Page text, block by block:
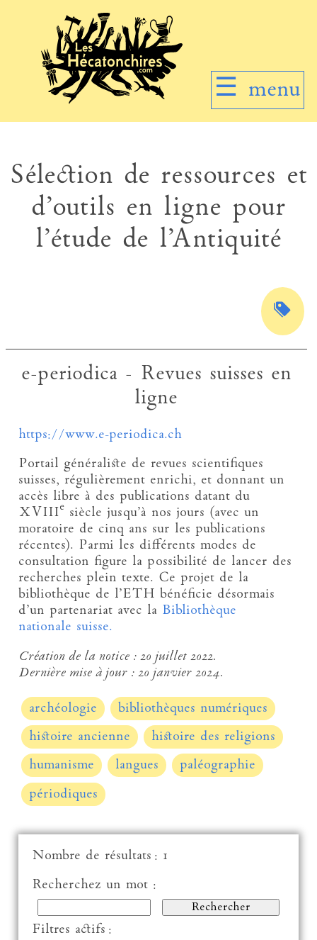
☰ menu
Sélection de ressources et
d’outils en ligne pour
l’étude de l’Antiquité
e-periodica - Revues suisses en
ligne
https://www.e-periodica.ch
Portail généraliste de revues scientifiques
suisses, régulièrement enrichi, et donnant un
accès libre à des publications datant du
XVIIIe siècle jusqu’à nos jours (avec un
moratoire de cinq ans sur les publications
récentes). Parmi les différents modes de
consultation figure la possibilité de lancer des
recherches plein texte. Ce projet de la
bibliothèque de l’ETH bénéficie désormais
d’un partenariat avec la Bibliothèque
nationale suisse.
Création de la notice :20 juillet 2022.
Dernière mise à jour :20 janvier 2024.
archéologie
bibliothèques numériques
histoire ancienne
histoire des religions
humanisme
langues
paléographie
périodiques
Nombre de résultats : 1
Recherchez un mot :
Filtres actifs :